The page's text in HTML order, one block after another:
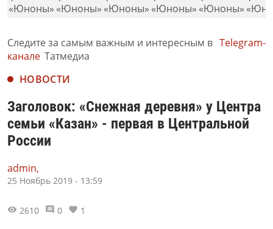
Следите за самым важным и интересным в Telegram-
канале Татмедиа
НОВОСТИ
Заголовок: «Снежная деревня» у Центра
семьи «Казан» - первая в Центральной
России
admin,
25 Ноябрь 2019 - 13:59
2610 0 1